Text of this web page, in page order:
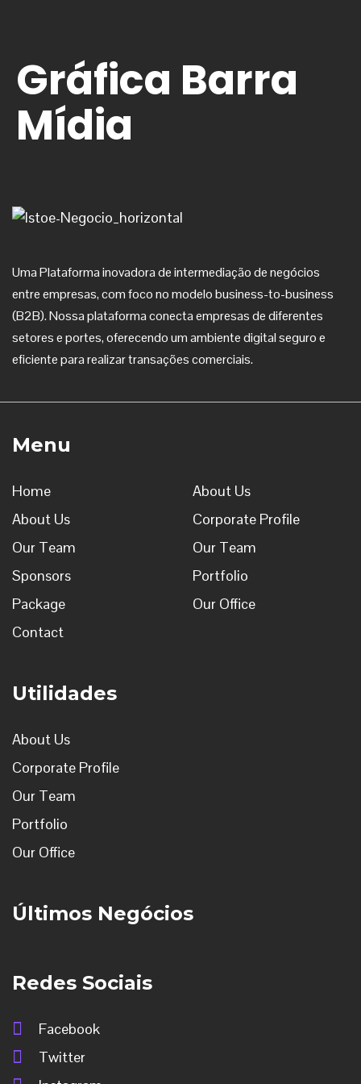
Gráfica Barra
Mídia
Uma Plataforma inovadora de intermediação de negócios
entre empresas, com foco no modelo business-to-business
(B2B). Nossa plataforma conecta empresas de diferentes
setores e portes, oferecendo um ambiente digital seguro e
eficiente para realizar transações comerciais.
Menu
Home
About Us
Our Team
Sponsors
Package
Contact
About Us
Corporate Profile
Our Team
Portfolio
Our Office
Utilidades
About Us
Corporate Profile
Our Team
Portfolio
Our Office
Redes Sociais
Facebook
Twitter
Últimos Negócios